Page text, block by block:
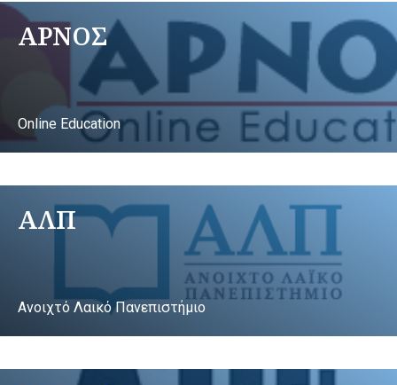
ΑΡΝΟΣ
Online Education
ΑΛΠ
Ανοιχτό Λαικό Πανεπιστήμιο